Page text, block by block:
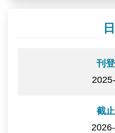
刊
截